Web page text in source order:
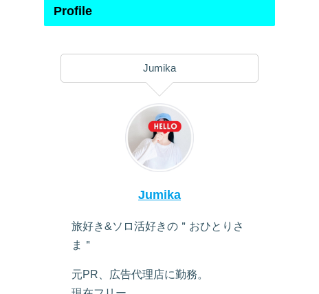
Profile
Jumika
Jumika
旅好き&ソロ活好きの＂おひとりさ
ま＂
元PR、広告代理店に勤務。